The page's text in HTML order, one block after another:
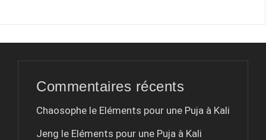
Commentaires récents
Chaosophe le Eléments pour une Puja à Kali
Jeng le Eléments pour une Puja à Kali